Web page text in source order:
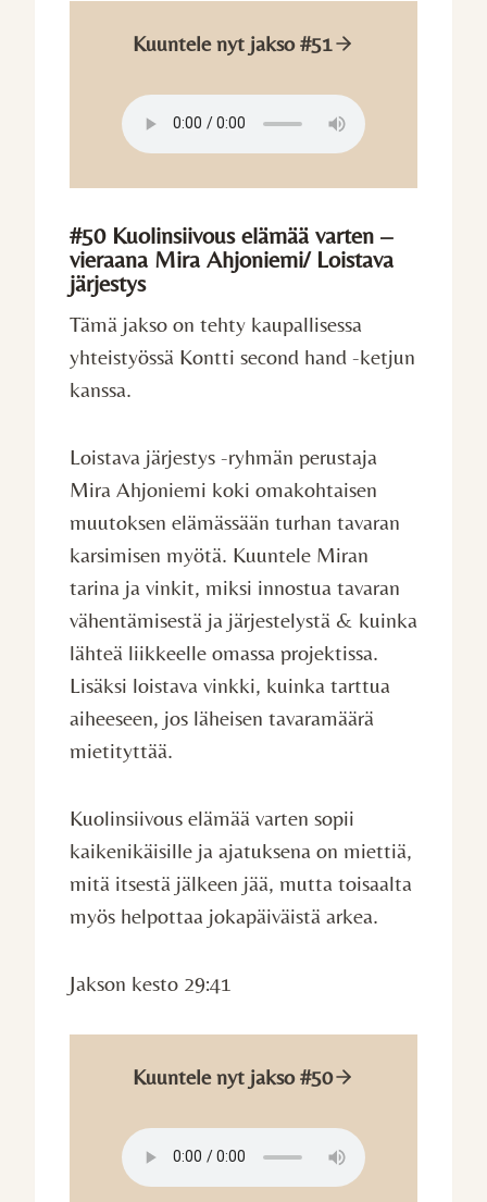
Kuuntele nyt jakso #51
#50 Kuolinsiivous elämää varten –
vieraana Mira Ahjoniemi/ Loistava
järjestys
Tämä jakso on tehty kaupallisessa
yhteistyössä Kontti second hand -ketjun
kanssa.
Loistava järjestys -ryhmän perustaja
Mira Ahjoniemi koki omakohtaisen
muutoksen elämässään turhan tavaran
karsimisen myötä. Kuuntele Miran
tarina ja vinkit, miksi innostua tavaran
vähentämisestä ja järjestelystä & kuinka
lähteä liikkeelle omassa projektissa.
Lisäksi loistava vinkki, kuinka tarttua
aiheeseen, jos läheisen tavaramäärä
mietityttää.
Kuolinsiivous elämää varten sopii
kaikenikäisille ja ajatuksena on miettiä,
mitä itsestä jälkeen jää, mutta toisaalta
myös helpottaa jokapäiväistä arkea.
Jakson kesto 29:41
Kuuntele nyt jakso #50